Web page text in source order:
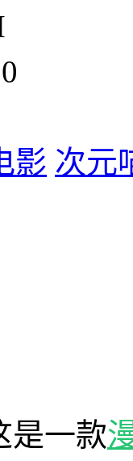
影 次元
是一款